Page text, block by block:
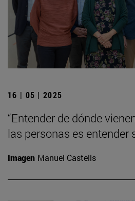
16 | 05 | 2025
“Entender de dónde
las personas es entender
Imagen Manuel Castells